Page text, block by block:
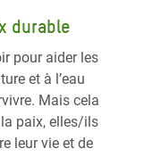
durable
pour aider les
et à l’eau
Mais cela
paix, elles/ils
leur vie et de